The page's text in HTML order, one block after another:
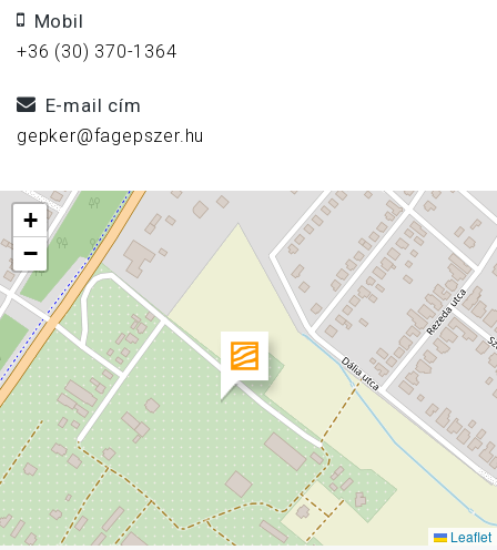
Mobil
+36 (30) 370-1364
E-mail cím
gepker@fagepszer.hu
+
−
Leaflet